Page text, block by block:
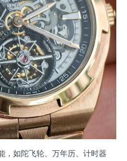
，如陀飞轮、万年历、计时器